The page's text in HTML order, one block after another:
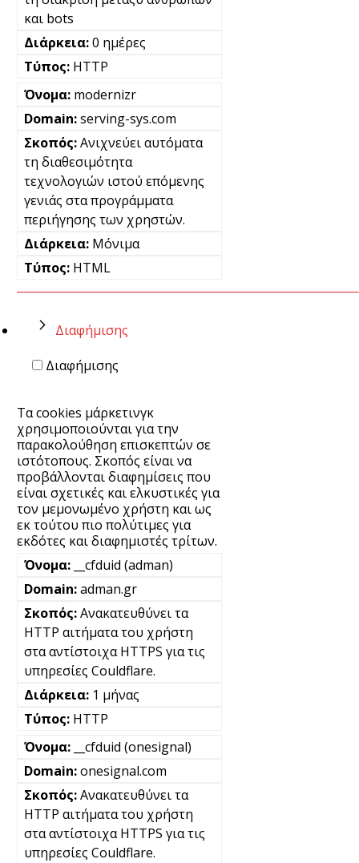
και bots
0 ημέρες
HTTP
modernizr
serving-sys.com
Ανιχνεύει αυτόματα
τη διαθεσιμότητα
τεχνολογιών ιστού επόμενης
γενιάς στα προγράμματα
περιήγησης των χρηστών.
Μόνιμα
HTML
Διαφήμισης
Διαφήμισης
Τα cookies μάρκετινγκ
χρησιμοποιούνται για την
παρακολούθηση επισκεπτών σε
ιστότοπους. Σκοπός είναι να
προβάλλονται διαφημίσεις που
είναι σχετικές και ελκυστικές για
τον μεμονωμένο χρήστη και ως
εκ τούτου πιο πολύτιμες για
εκδότες και διαφημιστές τρίτων.
__cfduid (adman)
adman.gr
Ανακατευθύνει τα
HTTP αιτήματα του χρήστη
στα αντίστοιχα HTTPS για τις
υπηρεσίες Couldflare.
1 μήνας
HTTP
__cfduid (onesignal)
onesignal.com
Ανακατευθύνει τα
HTTP αιτήματα του χρήστη
στα αντίστοιχα HTTPS για τις
υπηρεσίες Couldflare.